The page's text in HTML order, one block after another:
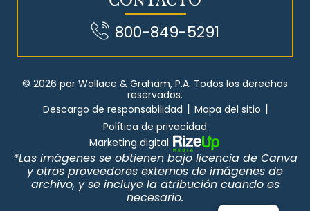
800-849-5291
© 2026 por Wallace & Graham, P.A. Todos los derechos
reservados.
Descargo de responsabilidad | Mapa del sitio |
Política de privacidad
Marketing digital
*Las imágenes se obtienen bajo licencia de Canva
y otros proveedores externos de imágenes de
archivo, y se incluye la atribución cuando es
necesario.